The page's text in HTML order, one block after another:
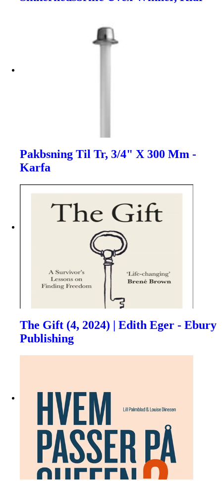
Pakbsning Til Tr, 3/4" X 300 Mm -
Karfa
The Gift (4, 2024) | Edith Eger - Ebury
Publishing